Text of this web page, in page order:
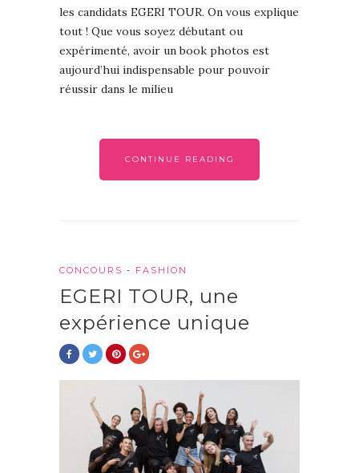
les candidats EGERI TOUR. On vous explique
tout ! Que vous soyez débutant ou
expérimenté, avoir un book photos est
aujourd’hui indispensable pour pouvoir
réussir dans le milieu
CONTINUE READING
CONCOURS - FASHION
EGERI TOUR, une
expérience unique